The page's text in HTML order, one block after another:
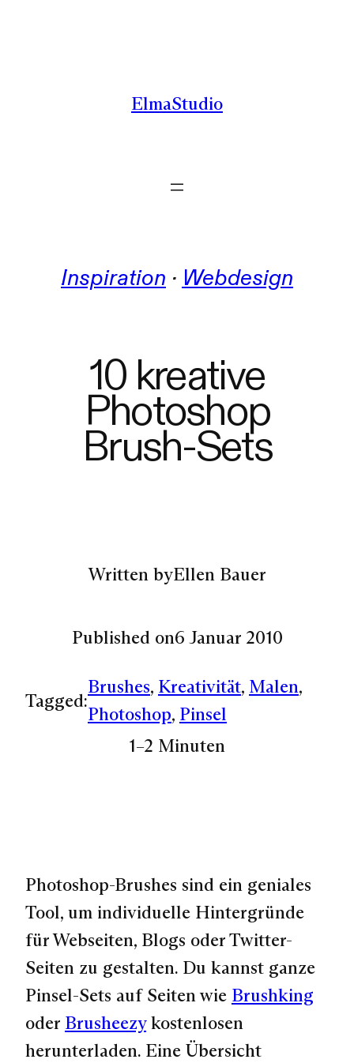
ElmaStudio
Inspiration · Webdesign
10 kreative
Photoshop
Brush-Sets
Written byEllen Bauer
Published on6 Januar 2010
Tagged:
Brushes, Kreativität, Malen
Photoshop, Pinsel
1–2 Minuten
Photoshop-Brushes sind ein geniales
Tool, um individuelle Hintergründe
für Webseiten, Blogs oder Twitter-
Seiten zu gestalten. Du kannst ganze
Pinsel-Sets auf Seiten wie Brushking
oder Brusheezykostenlosen
herunterladen. Eine Übersicht